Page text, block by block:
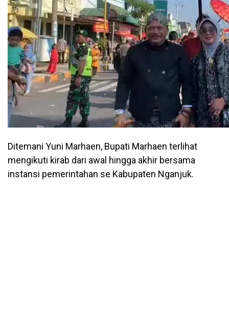
Ditemani Yuni Marhaen, Bupati Marhaen terlihat
mengikuti kirab dari awal hingga akhir bersama
instansi pemerintahan se Kabupaten Nganjuk.